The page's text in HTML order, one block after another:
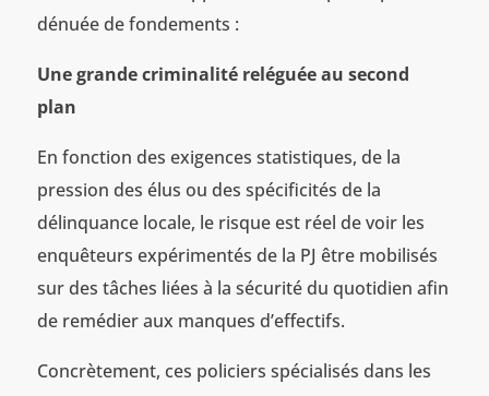
dénuée de fondements :
Une grande criminalité reléguée au second
plan
En fonction des exigences statistiques, de la
pression des élus ou des spécificités de la
délinquance locale, le risque est réel de voir les
enquêteurs expérimentés de la PJ être mobilisés
sur des tâches liées à la sécurité du quotidien afin
de remédier aux manques d’effectifs.
Concrètement, ces policiers spécialisés dans les